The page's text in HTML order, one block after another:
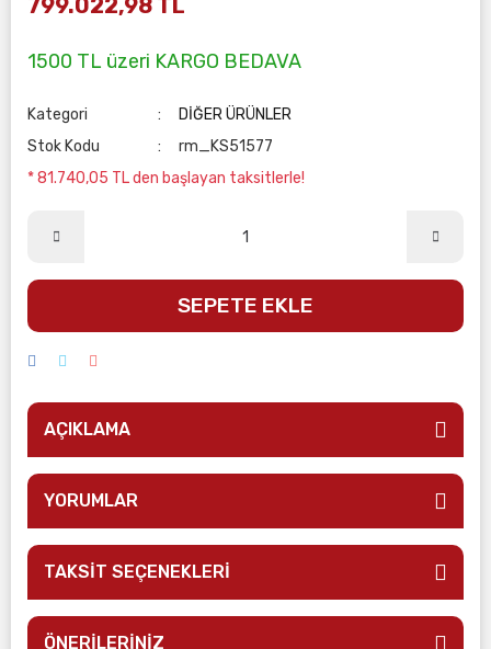
799.022,98 TL
1500 TL üzeri KARGO BEDAVA
Kategori
DİĞER ÜRÜNLER
Stok Kodu
rm_KS51577
* 81.740,05 TL den başlayan taksitlerle!
SEPETE EKLE
AÇIKLAMA
YORUMLAR
TAKSİT SEÇENEKLERİ
ÖNERİLERİNİZ